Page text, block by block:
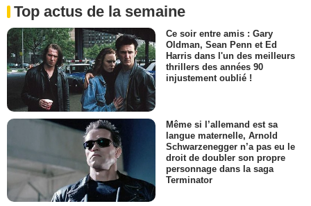
Top actus de la semaine
Ce soir entre amis : Gary
Oldman, Sean Penn et Ed
Harris dans l'un des meilleurs
thrillers des années 90
injustement oublié !
Même si l’allemand est sa
langue maternelle, Arnold
Schwarzenegger n’a pas eu le
droit de doubler son propre
personnage dans la saga
Terminator